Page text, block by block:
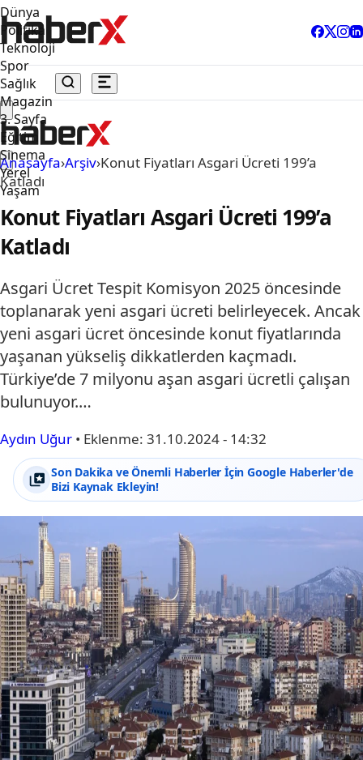
Dünya
Politika
Teknoloji
Spor
Sağlık
Magazin
3. Sayfa
Eğitim
Sinema
Yerel
Yaşam
Anasayfa›Arşiv›Konut Fiyatları Asgari Ücreti 199’a
Katladı
Konut Fiyatları Asgari Ücreti 199’a
Katladı
Asgari Ücret Tespit Komisyon 2025 öncesinde
toplanarak yeni asgari ücreti belirleyecek. Ancak
yeni asgari ücret öncesinde konut fiyatlarında
yaşanan yükseliş dikkatlerden kaçmadı.
Türkiye’de 7 milyonu aşan asgari ücretli çalışan
bulunuyor.…
Aydın Uğur • Eklenme: 31.10.2024 - 14:32
Son Dakika ve Önemli Haberler İçin Google Haberler'de
Bizi Kaynak Ekleyin!